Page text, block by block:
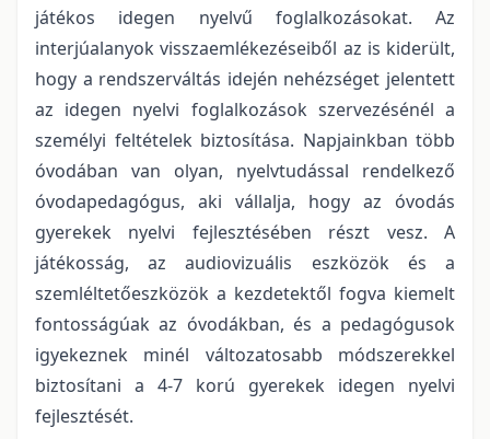
játékos idegen nyelvű foglalkozásokat. Az
interjúalanyok visszaemlékezéseiből az is kiderült,
hogy a rendszerváltás idején nehézséget jelentett
az idegen nyelvi foglalkozások szervezésénél a
személyi feltételek biztosítása. Napjainkban több
óvodában van olyan, nyelvtudással rendelkező
óvodapedagógus, aki vállalja, hogy az óvodás
gyerekek nyelvi fejlesztésében részt vesz. A
játékosság, az audiovizuális eszközök és a
szemléltetőeszközök a kezdetektől fogva kiemelt
fontosságúak az óvodákban, és a pedagógusok
igyekeznek minél változatosabb módszerekkel
biztosítani a 4-7 korú gyerekek idegen nyelvi
fejlesztését.